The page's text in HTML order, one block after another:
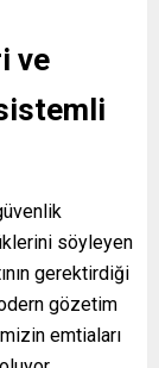
ve
söyleyen
gerektirdiği
gözetim
emtiaları